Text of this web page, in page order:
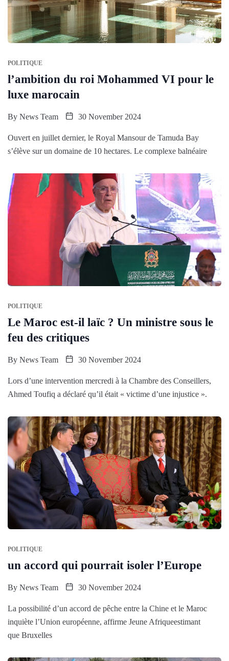
POLITIQUE
l’ambition du roi Mohammed VI pour le
luxe marocain
By News Team 30 November 2024
Ouvert en juillet dernier, le Royal Mansour de Tamuda Bay
s’élève sur un domaine de 10 hectares. Le complexe balnéaire
POLITIQUE
Le Maroc est-il laïc ? Un ministre sous le
feu des critiques
By News Team 30 November 2024
Lors d’une intervention mercredi à la Chambre des Conseillers,
Ahmed Toufiq a déclaré qu’il était « victime d’une injustice ».
POLITIQUE
un accord qui pourrait isoler l’Europe
By News Team 30 November 2024
La possibilité d’un accord de pêche entre la Chine et le Maroc
inquiète l’Union européenne, affirme Jeune Afriqueestimant
que Bruxelles